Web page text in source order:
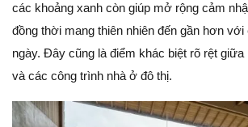
các khoảng xanh còn giúp mở rộng cảm
đồng thời mang thiên nhiên đến gần hơn với
ngày. Đây cũng là điểm khác biệt rõ rệt
và các công trình nhà ở đô thị.